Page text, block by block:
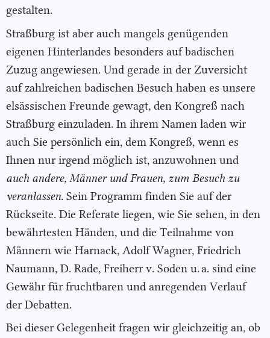
gestalten.
Straßburg ist aber auch mangels genügenden
eigenen Hinterlandes besonders auf badischen
Zuzug angewiesen. Und gerade in der Zuversicht
auf zahlreichen badischen Besuch haben es unsere
elsässischen Freunde gewagt, den Kongreß nach
Straßburg einzuladen. In ihrem Namen laden wir
auch Sie persönlich ein, dem Kongreß, wenn es
Ihnen nur irgend möglich ist, anzuwohnen und
auch andere, Männer und Frauen, zum Besuch zu
veranlassen. Sein Programm finden Sie auf der
Rückseite. Die Referate liegen, wie Sie sehen, in den
bewährtesten Händen, und die Teilnahme von
Männern wie Harnack, Adolf Wagner, Friedrich
Naumann, D. Rade, Freiherr v. Soden u. a. sind eine
Gewähr für fruchtbaren und anregenden Verlauf
der Debatten.
Bei dieser Gelegenheit fragen wir gleichzeitig an, ob